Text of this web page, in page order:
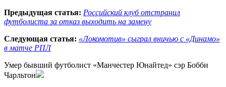
Предыдущая статья: Российский клуб отстранил
футболиста за отказ выходить на замену
Следующая статья: «Локомотив» сыграл вничью с «Динамо»
в матче РПЛ
Умер бывший футболист «Манчестер Юнайтед» сэр Бобби
Чарльтон